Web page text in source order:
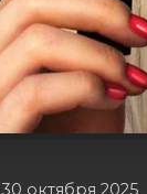
30 октября 2025